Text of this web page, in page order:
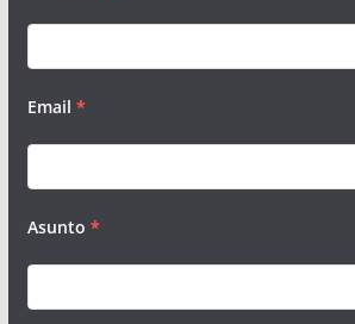
Email *
Asunto *